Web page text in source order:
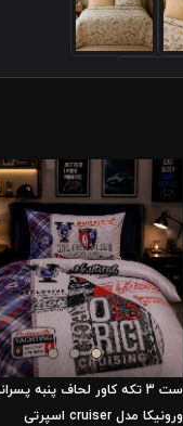
ست 3 تکه کاور لحاف پنبه
ورونیکا مدل cruiser اسپرتی